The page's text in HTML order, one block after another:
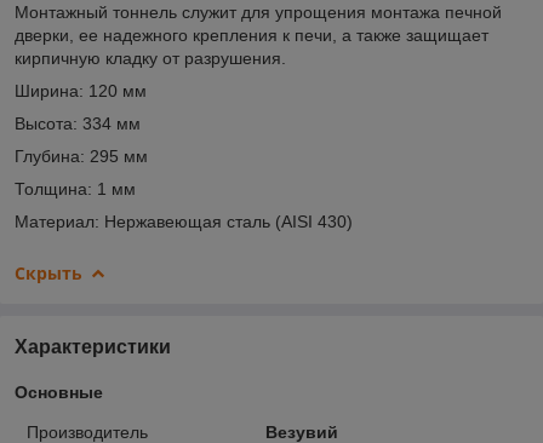
Монтажный тоннель служит для упрощения монтажа печной
дверки, ее надежного крепления к печи, а также защищает
кирпичную кладку от разрушения.
Ширина: 120 мм
Высота: 334 мм
Глубина: 295 мм
Толщина: 1 мм
Материал: Нержавеющая сталь (AISI 430)
Скрыть
Характеристики
Основные
Производитель
Везувий